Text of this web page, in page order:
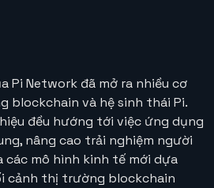
Pi Network đã mở ra nhiều cơ
blockchain và hệ sinh thái Pi.
đều hướng tới việc ứng dụng
nâng cao trải nghiệm người
các mô hình kinh tế mới dựa
cảnh thị trường blockchain